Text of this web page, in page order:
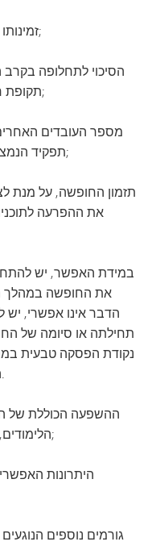
זמינותו של מחליף מוסמך;
הסיכוי לתחלופה
תקופת חופשתו של העובד;
מספר העובדים
תפקיד הנמצאים כעת בחופשה;
תזמון החופשה, על מנת
את ההפרעה
במידת האפשר, יש
את החופשה במהלך
הדבר אינו אפשרי,
תחילתה או סיומה של
נקודת הפסקה טבעית
הלימודים.
ההשפעה הכוללת של
הלימודים, הצוות והתלמידים;
היתרונות
גורמים נוספים